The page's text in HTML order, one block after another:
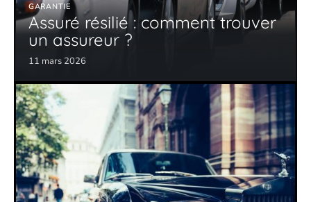
GARANTIE
Assuré résilié : comment trouver
un assureur ?
11 mars 2026